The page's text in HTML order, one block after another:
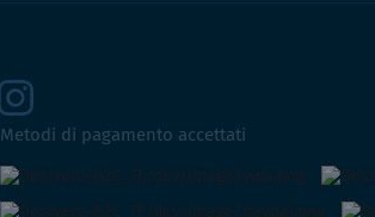
Metodi di pagamento accettati